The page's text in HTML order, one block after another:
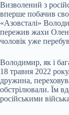
Визволений з
вперше побачив
«Азовсталі»
пережив жахи
чоловік уже
Володимир, як і
18 травня 2022
дружина,
обстрілювали. Їм
російськими